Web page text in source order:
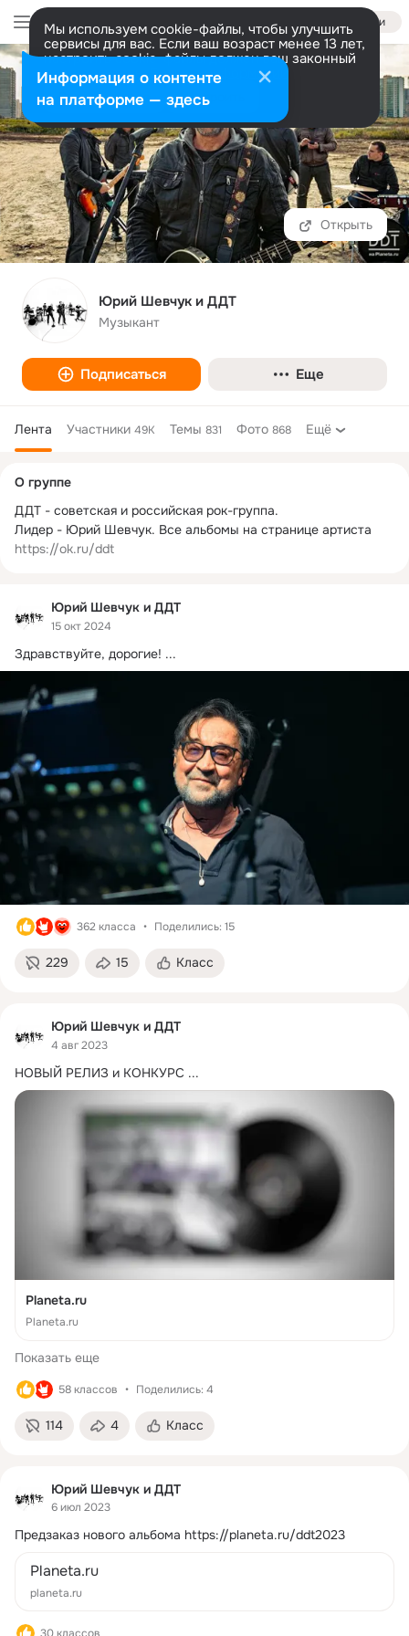
Войти
Мы используем cookie-файлы, чтобы улучшить
сервисы для вас. Если ваш возраст менее 13 лет,
настроить cookie-файлы должен ваш законный
представитель. Больше информации
Разрешить все Настроить
Открыть
Юрий Шевчук и ДДТ
Музыкант
Подписаться Еще
Лента Участники 49K Темы 831 Фото 868 Ещё
Юрий Шевчук и ДДТ
15 окт 2024
Здравствуйте, дорогие! ...
362 класса Поделились: 15
229 15 Класс
Юрий Шевчук и ДДТ
4 авг 2023
НОВЫЙ РЕЛИЗ и КОНКУРС ...
Planeta.ru
Planeta.ru
Показать еще
58 классов Поделились: 4
114 4 Класс
Юрий Шевчук и ДДТ
6 июл 2023
Предзаказ нового альбома https://planeta.ru/ddt2023
Planeta.ru
planeta.ru
колонка
О группе
ДДТ - советская и российская рок-группа.
https://ok.ru/ddt
Информация о контенте
на платформе — здесь